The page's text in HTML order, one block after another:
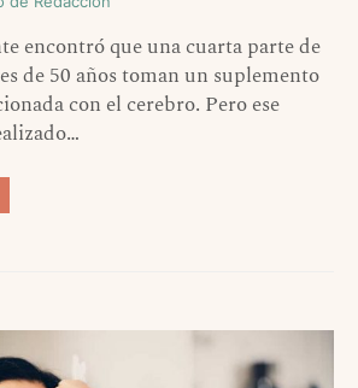
encontró que una cuarta parte de
de 50 años toman un suplemento
con el cerebro. Pero ese